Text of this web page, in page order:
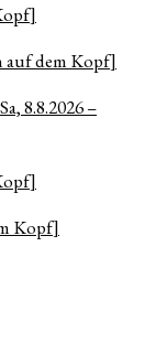
auf dem Kopf]
8.8.2026 –
Kopf]